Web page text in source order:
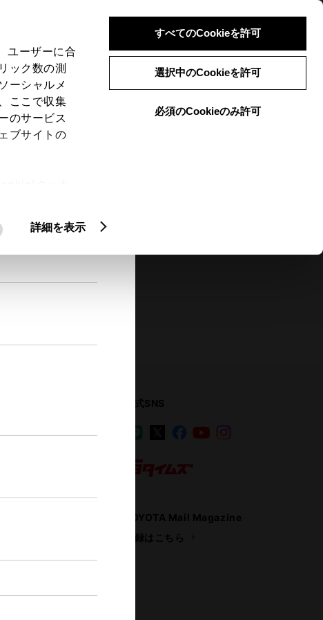
ユーザーに合
ック数の測
ーシャルメ
ここで収集
のサービス
ブサイトの
詳細を表示
すべてのCookieを許可
選択中のCookieを許可
必須のCookieのみ許可
ログイン 検索 メニュー
メニュー
公式SNS
LINE Facebook
YouTube
TOYOTA Mail Magazine
登録はこちら